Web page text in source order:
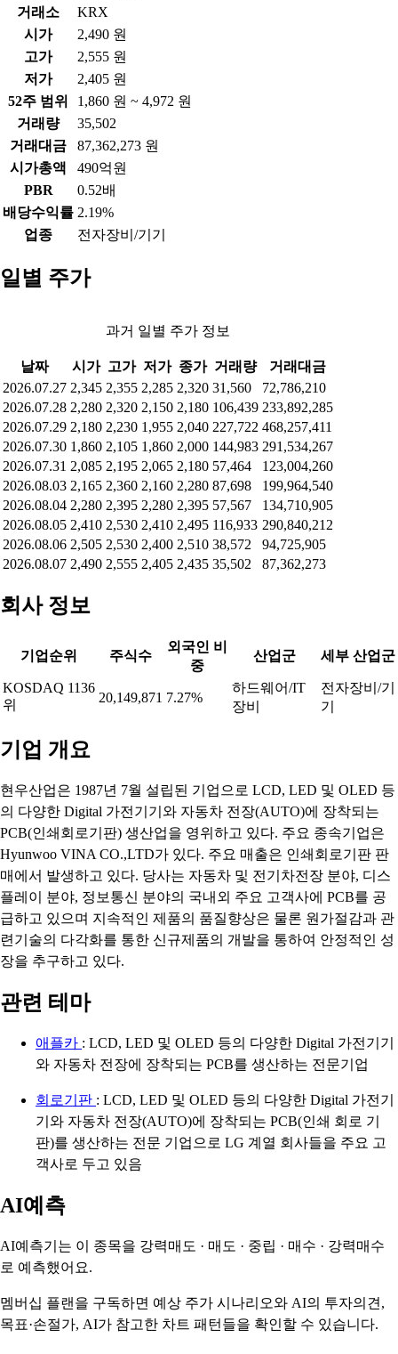
거래소
KRX
시가
2,490 원
고가
2,555 원
저가
2,405 원
52주 범위
1,860 원 ~ 4,972 원
거래량
35,502
거래대금
87,362,273 원
시가총액
490억원
PBR
0.52배
배당수익률 2.19%
업종
전자장비/기기
일별 주가
과거 일별 주가 정보
날짜 시가 고가 저가 종가 거래량
거래대금
2026.07.27 2,345 2,355 2,285 2,320 31,560
72,786,210
2026.07.28 2,280 2,320 2,150 2,180 106,439 233,892,285
2026.07.29 2,180 2,230 1,955 2,040 227,722 468,257,411
2026.07.30 1,860 2,105 1,860 2,000 144,983 291,534,267
2026.07.31 2,085 2,195 2,065 2,180 57,464
123,004,260
2026.08.03 2,165 2,360 2,160 2,280 87,698
199,964,540
2026.08.04 2,280 2,395 2,280 2,395 57,567
134,710,905
2026.08.05 2,410 2,530 2,410 2,495 116,933 290,840,212
2026.08.06 2,505 2,530 2,400 2,510 38,572
94,725,905
2026.08.07 2,490 2,555 2,405 2,435 35,502 87,362,273
회사 정보
기업순위 주식수
외국인 비
중
산업군 세부 산업군
KOSDAQ 1136
위
20,149,871 7.27%
하드웨어/IT
장비
전자장비/기
기
기업 개요
현우산업은 1987년 7월 설립된 기업으로 LCD, LED 및 OLED 등
의 다양한 Digital 가전기기와 자동차 전장(AUTO)에 장착되는
PCB(인쇄회로기판) 생산업을 영위하고 있다. 주요 종속기업은
Hyunwoo VINA CO.,LTD가 있다. 주요 매출은 인쇄회로기판 판
매에서 발생하고 있다. 당사는 자동차 및 전기차전장 분야, 디스
플레이 분야, 정보통신 분야의 국내외 주요 고객사에 PCB를 공
급하고 있으며 지속적인 제품의 품질향상은 물론 원가절감과 관
련기술의 다각화를 통한 신규제품의 개발을 통하여 안정적인 성
장을 추구하고 있다.
관련 테마
애플카 : LCD, LED 및 OLED 등의 다양한 Digital 가전기기
와 자동차 전장에 장착되는 PCB를 생산하는 전문기업
회로기판 : LCD, LED 및 OLED 등의 다양한 Digital 가전기
기와 자동차 전장(AUTO)에 장착되는 PCB(인쇄 회로 기
판)를 생산하는 전문 기업으로 LG 계열 회사들을 주요 고
객사로 두고 있음
AI예측
AI예측기는 이 종목을 강력매도 · 매도 · 중립 · 매수 · 강력매수
로 예측했어요.
멤버십 플랜을 구독하면 예상 주가 시나리오와 AI의 투자의견,
목표·손절가, AI가 참고한 차트 패턴들을 확인할 수 있습니다.